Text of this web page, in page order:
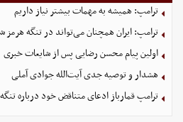
ترامپ: همیشه به مهمات بیشتر نیاز داریم
ترامپ: ایران همچنان می‌تواند در تنگه
اولین پیام محسن رضایی پس از شایعات خبری
هشدار و توصیه جدی آیت‌الله جوادی آملی
ترامپ قمارباز ادعای متناقض خود درباره